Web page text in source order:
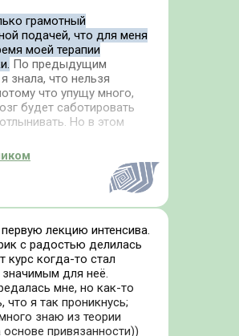
ПРЕДЛОЖЕНИЯ
$ 150 завозможность
5 занятийи затем
в записи в течение октября
и обучение будет
то оставшуюся
в размере 53 000 рублей
будет внести
/ 150$
грамотный
подачей, что для меня
моей терапии
По предыдущим
знала, что нельзя
что упущу много,
будет саботировать
Но в этом
лекцию интенсива.
с радостью делилась
курс когда-то стал
значимым для неё.
мне, но как-то
что я так проникнусь;
знаю из теории
основе привязанности))